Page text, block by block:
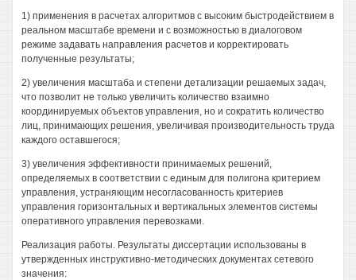
1) применения в расчетах алгоритмов с высоким быстродействием в
реальном масштабе времени и с возможностью в диалоговом
режиме задавать направления расчетов и корректировать
полученные результаты;
2) увеличения масштаба и степени детализации решаемых задач,
что позволит не только увеличить количество взаимно
координируемых объектов управления, но и сократить количество
лиц, принимающих решения, увеличивая производительность труда
каждого оставшегося;
3) увеличения эффективности принимаемых решений,
определяемых в соответствии с единым для полигона критерием
управления, устраняющим несогласованность критериев
управления горизонтальных и вертикальных элементов системы
оперативного управления перевозками.
Реализация работы. Результаты диссертации использованы в
утвержденных инструктивно-методических документах сетевого
значения: